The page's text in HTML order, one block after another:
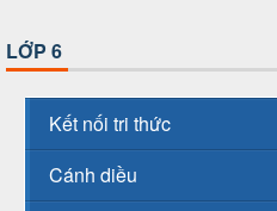
LỚP 6
Kết nối tri thức
Cánh diều